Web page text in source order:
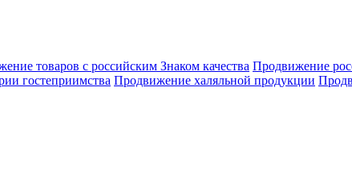
товаров с российским Знаком качества Продвижение
гостеприимства Продвижение халяльной продукции